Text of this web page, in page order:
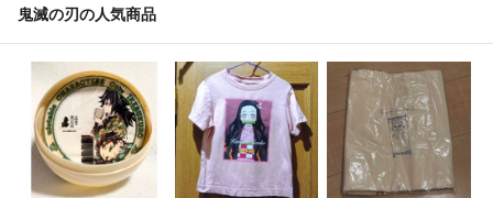
鬼滅の刃の人気商品